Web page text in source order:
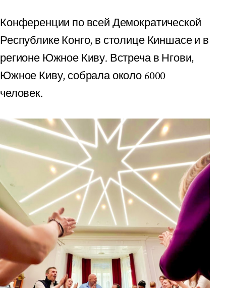
Конференции по всей Демократической
Республике Конго, в столице Киншасе и в
регионе Южное Киву. Встреча в Нгови,
Южное Киву, собрала около 6000
человек.